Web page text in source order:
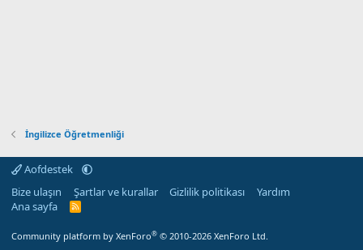
İngilizce Öğretmenliği
Aofdestek
Bize ulaşın
Şartlar ve kurallar Gizlilik politikası
Yardım
Ana sayfa
R
Community platform by XenForo® © 2010-2026 XenForo Ltd.